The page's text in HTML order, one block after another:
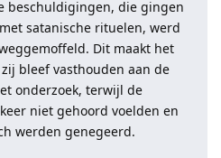
beschuldigingen, die gingen
satanische rituelen, werd
Dit maakt het
bleef vasthouden aan de
onderzoek, terwijl de
niet gehoord voelden en
werden genegeerd.